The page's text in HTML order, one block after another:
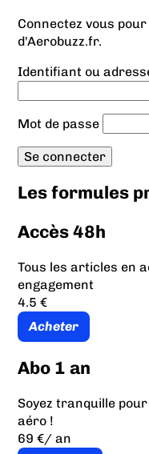
Connectez vous
d'Aerobuzz.fr.
Identifiant ou
Mot de passe
Les formules
Accès 48h
Tous les articles en
engagement
4.5 €
Acheter
Abo 1 an
Soyez tranquille
aéro !
69 €/ an